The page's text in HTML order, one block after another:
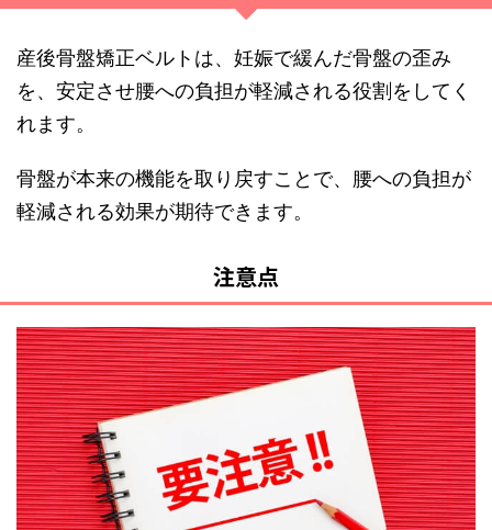
産後骨盤矯正ベルトは、妊娠で緩んだ骨盤の歪み
を、安定させ腰への負担が軽減される役割をしてく
れます。
骨盤が本来の機能を取り戻すことで、腰への負担が
軽減される効果が期待できます。
注意点